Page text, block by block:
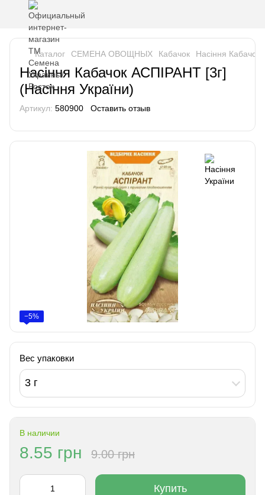
Каталог СЕМЕНА ОВОЩНЫХ Кабачок Насіння Кабачок
Насіння Кабачок АСПІРАНТ [3г]
(Насіння України)
Артикул: 580900 Оставить отзыв
−5%
Вес упаковки
3 г
В наличии
8.55 грн 9.00 грн
Купить